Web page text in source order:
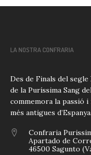
LA NOSTRA CONFRARIA
Des de Finals del
de la Puríssima Sang
commemora la passió
més antigues d’Espanya.
Confraria
Apartado de
46500 Sagunto